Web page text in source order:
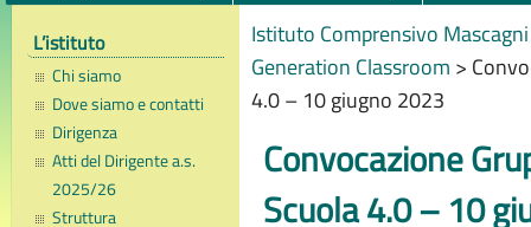
L’istituto
Chi siamo
Dove siamo e contatti
Dirigenza
Atti del Dirigente a.s.
2025/26
Struttura
Istituto Comprensivo
Generation Classroom >
4.0 – 10 giugno 2023
Convocazione
Scuola 4.0 – 10